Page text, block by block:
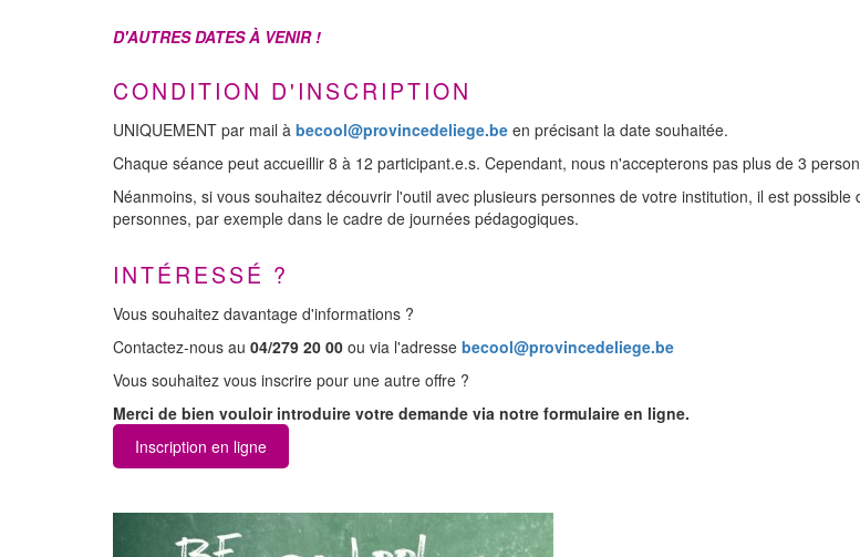
D'AUTRES DATES À VENIR !
CONDITION D'INSCRIPTION
UNIQUEMENT par mail à becool@provincedeliege.be en précisant la date souhaitée.
Chaque séance peut accueillir 8 à 12 participant.e.s. Cependant, nous n'accepterons pas plus de 3
Néanmoins, si vous souhaitez découvrir l'outil avec plusieurs personnes de votre institution, il est
personnes, par exemple dans le cadre de journées pédagogiques.
INTÉRESSÉ ?
Vous souhaitez davantage d'informations ?
Contactez-nous au 04/279 20 00 ou via l'adresse becool@provincedeliege.be
Vous souhaitez vous inscrire pour une autre offre ?
Merci de bien vouloir introduire votre demande via notre formulaire en ligne.
Inscription en ligne